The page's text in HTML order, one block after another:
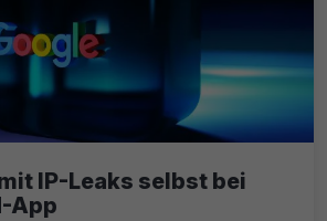
IP-Leaks selbst bei
App